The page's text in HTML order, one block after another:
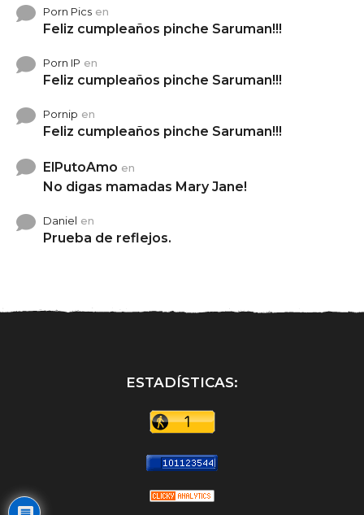
Porn Pics en
Feliz cumpleaños pinche Saruman!!!
Porn IP en
Feliz cumpleaños pinche Saruman!!!
Pornip en
Feliz cumpleaños pinche Saruman!!!
ElPutoAmo en
No digas mamadas Mary Jane!
Daniel en
Prueba de reflejos.
ESTADÍSTICAS: